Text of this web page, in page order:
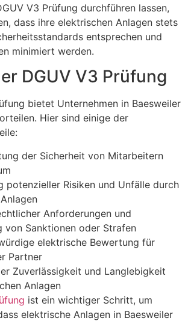
V3 Prüfung durchführen lassen,
dass ihre elektrischen Anlagen stets
entsprechen und
minimiert werden.
DGUV V3 Prüfung
bietet Unternehmen in Baesweiler
Hier sind einige der
der Sicherheit von Mitarbeitern
potenzieller Risiken und Unfälle durch
Anforderungen und
von Sanktionen oder Strafen
elektrische Bewertung für
Partner
Zuverlässigkeit und Langlebigkeit
Anlagen
ist ein wichtiger Schritt, um
elektrische Anlagen in Baesweiler